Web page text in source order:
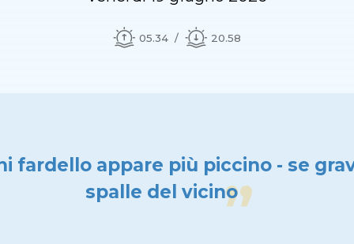
05.34 20.58
fardello appare più piccino - se
spalle del vicino